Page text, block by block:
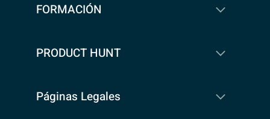
FORMACIÓN
PRODUCT HUNT
Páginas Legales